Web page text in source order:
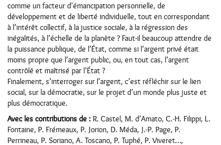
comme un facteur d’émancipation personnelle, de
développement et de liberté individuelle, tout en correspondant
à l’intérêt collectif, à la justice sociale, à la régression des
inégalités, à l’échelle de la planète ? Faut-il beaucoup attendre de
la puissance publique, de l’État, comme si l’argent privé était
moins propre que l’argent public, ou, en tout cas, l’argent
contrôlé et maîtrisé par l’État ?
Finalement, s’interroger sur l’argent, c’est réfléchir sur le lien
social, sur la démocratie, sur le projet d’un monde plus juste et
plus démocratique.
Avec les contributions de : R. Castel, M. d’Amato, C.-H. Filippi, L.
Fontaine, P. Frémeaux, P. Jorion, D. Méda, J.-P. Page, P.
Perrineau, P. Soriano, A. Toscano, P. Tuphé, P. Viveret…,